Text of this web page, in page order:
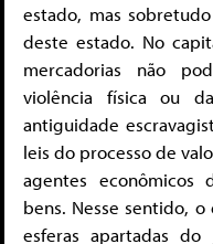
estado, mas
deste estado. No
mercadorias não
violência física ou
antiguidade
leis do processo de
agentes econômicos
bens. Nesse sentido,
esferas apartadas do